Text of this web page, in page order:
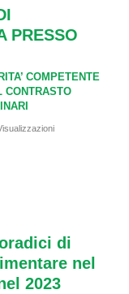
PRESSO
COMPETENTE
CONTRASTO
di
nel
2023